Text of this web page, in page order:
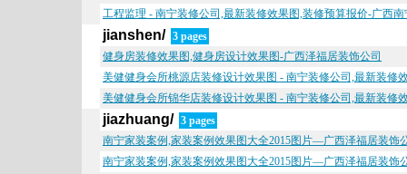
工程监理 - 南宁装修公司,最新装修效果图,装修预算报价-广西
jianshen/ 3 pages
健身房装修效果图,健身房设计效果图-广西泽福居装饰公司
美健健身会所桃源店装修设计效果图 - 南宁装修公司,最新装修
美健健身会所锦华店装修设计效果图 - 南宁装修公司,最新装修
jiazhuang/ 3 pages
南宁家装案例,家装案例效果图大全2015图片—广西泽福居装饰
南宁家装案例,家装案例效果图大全2015图片—广西泽福居装饰